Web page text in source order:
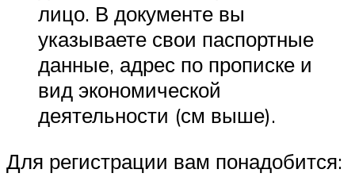
лицо. В документе вы
указываете свои паспортные
данные, адрес по прописке и
вид экономической
деятельности (см выше).
Для регистрации вам понадобится: